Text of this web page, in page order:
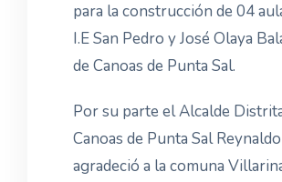
para la construcción de 04
I.E San Pedro y José Olaya
de Canoas de Punta Sal.
Por su parte el Alcalde
Canoas de Punta Sal
agradeció a la comuna